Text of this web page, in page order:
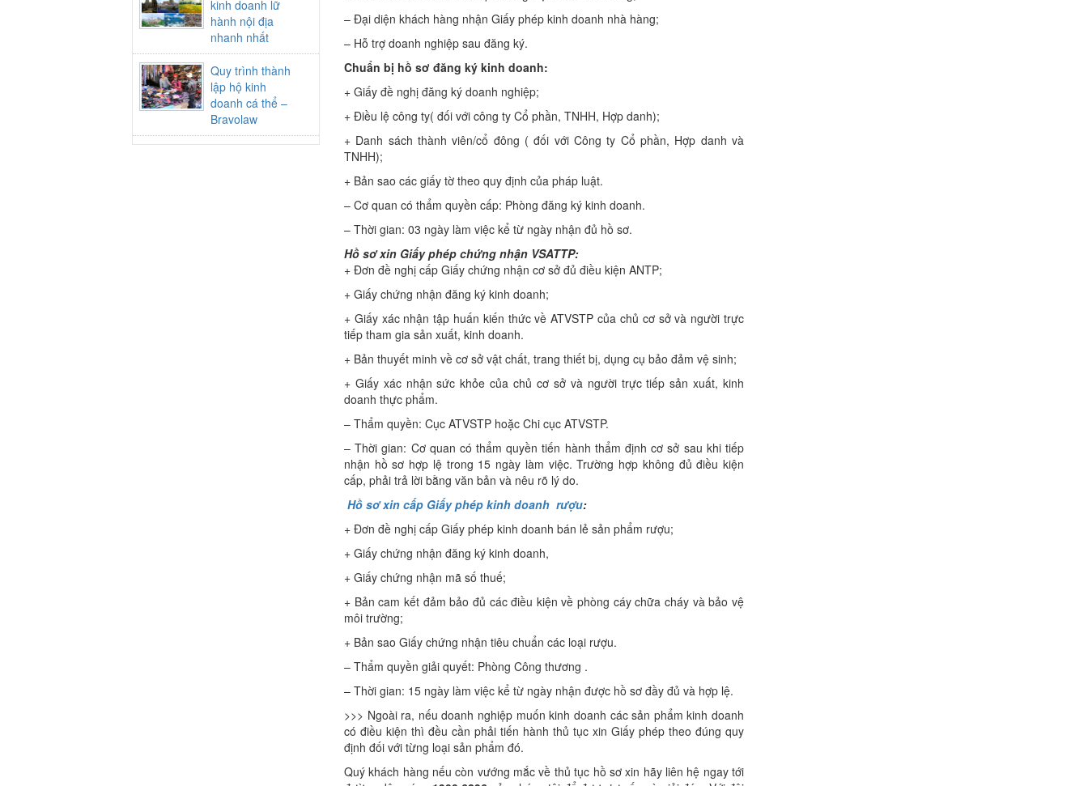
kinh doanh lữ
hành nội địa
nhanh nhất
Quy trình thành
lập hộ kinh
doanh cá thể –
Bravolaw
– Đại diện khách hàng nhận Giấy phép kinh doanh nhà hàng;
– Hỗ trợ doanh nghiệp sau đăng ký.
Chuẩn bị hồ sơ đăng ký kinh doanh:
+ Giấy đề nghị đăng ký doanh nghiệp;
+ Điều lệ công ty( đối với công ty Cổ phần, TNHH, Hợp danh);
+ Danh sách thành viên/cổ đông ( đối với Công ty Cổ phần, Hợp danh và
TNHH);
+ Bản sao các giấy tờ theo quy định của pháp luật.
– Cơ quan có thẩm quyền cấp: Phòng đăng ký kinh doanh.
– Thời gian: 03 ngày làm việc kể từ ngày nhận đủ hồ sơ.
Hồ sơ xin Giấy phép chứng nhận VSATTP:
+ Đơn đề nghị cấp Giấy chứng nhận cơ sở đủ điều kiện ANTP;
+ Giấy chứng nhận đăng ký kinh doanh;
+ Giấy xác nhận tập huấn kiến thức về ATVSTP của chủ cơ sở và người trực
tiếp tham gia sản xuất, kinh doanh.
+ Bản thuyết minh về cơ sở vật chất, trang thiết bị, dụng cụ bảo đảm vệ sinh;
+ Giấy xác nhận sức khỏe của chủ cơ sở và người trực tiếp sản xuất, kinh
doanh thực phẩm.
– Thẩm quyền: Cục ATVSTP hoặc Chi cục ATVSTP.
– Thời gian: Cơ quan có thẩm quyền tiến hành thẩm định cơ sở sau khi tiếp
nhận hồ sơ hợp lệ trong 15 ngày làm việc. Trường hợp không đủ điều kiện
cấp, phải trả lời bằng văn bản và nêu rõ lý do.
Hồ sơ xin cấp Giấy phép kinh doanh rượu:
+ Đơn đề nghị cấp Giấy phép kinh doanh bán lẻ sản phẩm rượu;
+ Giấy chứng nhận đăng ký kinh doanh,
+ Giấy chứng nhận mã số thuế;
+ Bản cam kết đảm bảo đủ các điều kiện về phòng cáy chữa cháy và bảo vệ
môi trường;
+ Bản sao Giấy chứng nhận tiêu chuẩn các loại rượu.
– Thẩm quyền giải quyết: Phòng Công thương .
– Thời gian: 15 ngày làm việc kể từ ngày nhận được hồ sơ đầy đủ và hợp lệ.
>>> Ngoài ra, nếu doanh nghiệp muốn kinh doanh các sản phẩm kinh doanh
có điều kiện thì đều cần phải tiến hành thủ tục xin Giấy phép theo đúng quy
định đối với từng loại sản phẩm đó.
Quý khách hàng nếu còn vướng mắc về thủ tục hồ sơ xin hãy liên hệ ngay tới